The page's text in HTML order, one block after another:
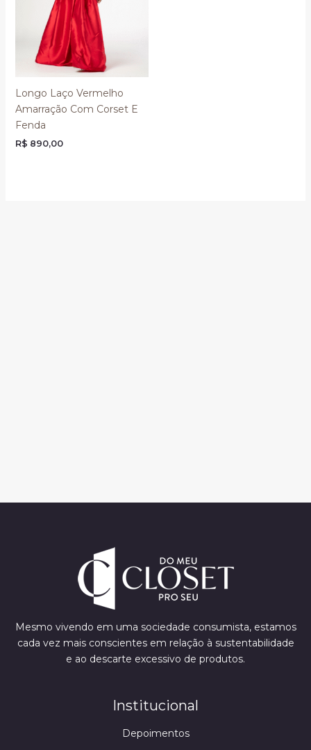
Longo Laço Vermelho
Amarração Com Corset E
Fenda
R$ 890,00
Mesmo vivendo em uma sociedade consumista, estamos
cada vez mais conscientes em relação à sustentabilidade
e ao descarte excessivo de produtos.
Institucional
Depoimentos